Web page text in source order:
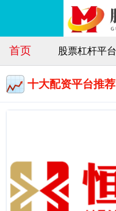
首页 股票杠杆平台
十大配资平台推荐